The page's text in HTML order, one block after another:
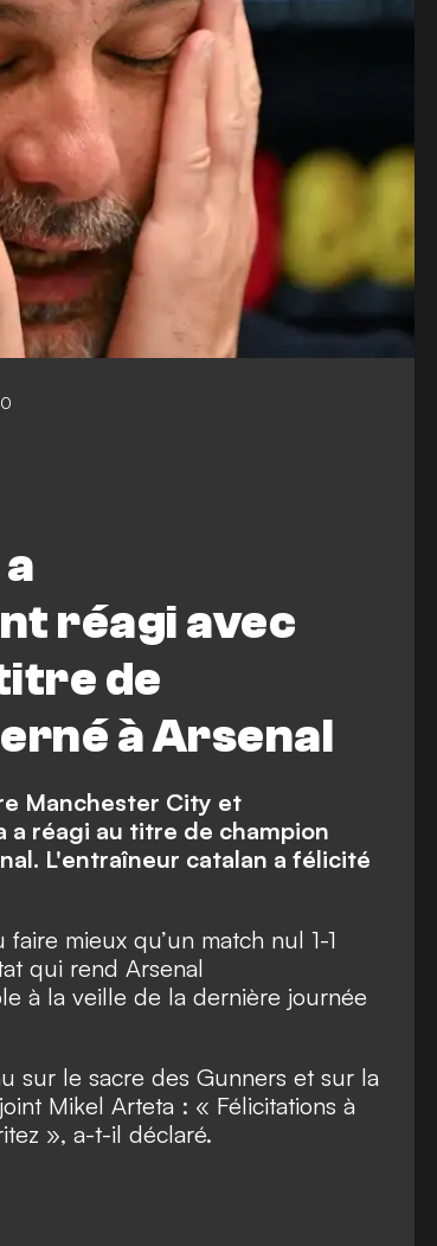
réagi avec
de
à Arsenal
Manchester City et
a réagi au titre de champion
L'entraîneur catalan a félicité
mieux qu’un match nul 1-1
qui rend Arsenal
à la veille de la dernière journée
sur le sacre des Gunners et sur la
Mikel Arteta : « Félicitations à
», a-t-il déclaré.